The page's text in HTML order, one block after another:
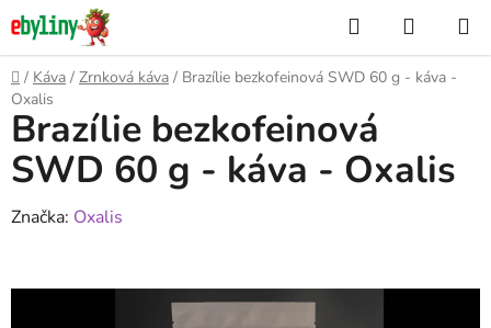
Přejít
na
obsah
Hledat
KOŠÍK
Domů
/ Káva / Zrnková káva / Brazílie bezkofeinová SWD 60 g - káva -
Oxalis
Brazílie bezkofeinová
SWD 60 g - káva - Oxalis
Značka: Oxalis